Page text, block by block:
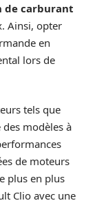
de carburant
Ainsi, opter
en
lors de
tels que
modèles à
de moteurs
plus en plus
Clio avec une